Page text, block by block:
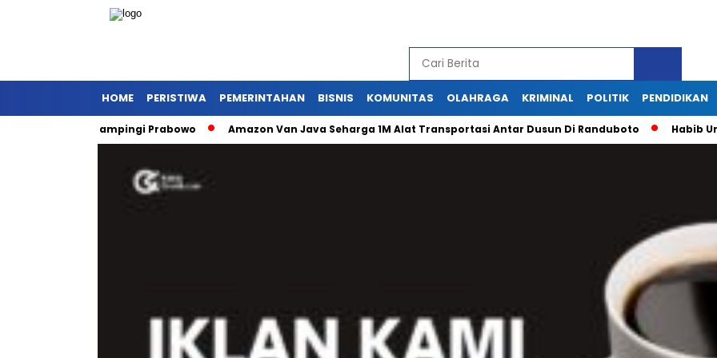
HOME PERISTIWA PEMERINTAHAN BISNIS KOMUNITAS OLAHRAGA KRIMINAL POLITIK PENDIDIKAN
Dampingi Prabowo Amazon Van Java Seharga 1M Alat Transportasi Antar Dusun Di Randuboto Habib Umar Bin